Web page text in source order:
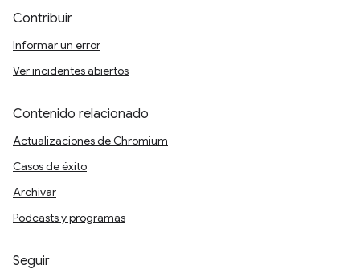
Contribuir
Informar un error
Ver incidentes abiertos
Contenido relacionado
Actualizaciones de Chromium
Casos de éxito
Archivar
Podcasts y programas
Seguir